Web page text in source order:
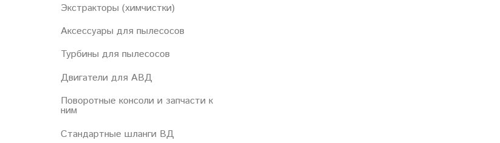
Экстракторы (химчистки)
Аксессуары для пылесосов
Турбины для пылесосов
Двигатели для АВД
Поворотные консоли и запчасти к
ним
Стандартные шланги ВД